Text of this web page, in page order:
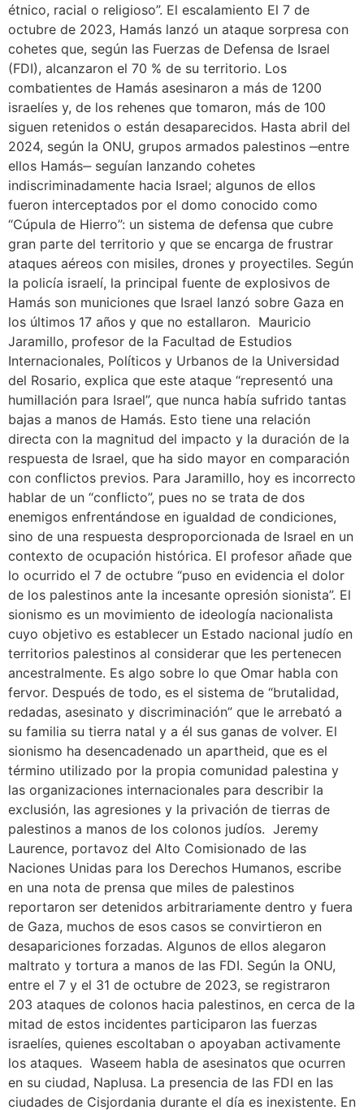
étnico, racial o religioso”. El escalamiento El 7 de
octubre de 2023, Hamás lanzó un ataque sorpresa con
cohetes que, según las Fuerzas de Defensa de Israel
(FDI), alcanzaron el 70 % de su territorio. Los
combatientes de Hamás asesinaron a más de 1200
israelíes y, de los rehenes que tomaron, más de 100
siguen retenidos o están desaparecidos. Hasta abril del
2024, según la ONU, grupos armados palestinos ‒entre
ellos Hamás‒ seguían lanzando cohetes
indiscriminadamente hacia Israel; algunos de ellos
fueron interceptados por el domo conocido como
“Cúpula de Hierro”: un sistema de defensa que cubre
gran parte del territorio y que se encarga de frustrar
ataques aéreos con misiles, drones y proyectiles. Según
la policía israelí, la principal fuente de explosivos de
Hamás son municiones que Israel lanzó sobre Gaza en
los últimos 17 años y que no estallaron. Mauricio
Jaramillo, profesor de la Facultad de Estudios
Internacionales, Políticos y Urbanos de la Universidad
del Rosario, explica que este ataque “representó una
humillación para Israel”, que nunca había sufrido tantas
bajas a manos de Hamás. Esto tiene una relación
directa con la magnitud del impacto y la duración de la
respuesta de Israel, que ha sido mayor en comparación
con conflictos previos. Para Jaramillo, hoy es incorrecto
hablar de un “conflicto”, pues no se trata de dos
enemigos enfrentándose en igualdad de condiciones,
sino de una respuesta desproporcionada de Israel en un
contexto de ocupación histórica. El profesor añade que
lo ocurrido el 7 de octubre “puso en evidencia el dolor
de los palestinos ante la incesante opresión sionista”. El
sionismo es un movimiento de ideología nacionalista
cuyo objetivo es establecer un Estado nacional judío en
territorios palestinos al considerar que les pertenecen
ancestralmente. Es algo sobre lo que Omar habla con
fervor. Después de todo, es el sistema de “brutalidad,
redadas, asesinato y discriminación” que le arrebató a
su familia su tierra natal y a él sus ganas de volver. El
sionismo ha desencadenado un apartheid, que es el
término utilizado por la propia comunidad palestina y
las organizaciones internacionales para describir la
exclusión, las agresiones y la privación de tierras de
palestinos a manos de los colonos judíos. Jeremy
Laurence, portavoz del Alto Comisionado de las
Naciones Unidas para los Derechos Humanos, escribe
en una nota de prensa que miles de palestinos
reportaron ser detenidos arbitrariamente dentro y fuera
de Gaza, muchos de esos casos se convirtieron en
desapariciones forzadas. Algunos de ellos alegaron
maltrato y tortura a manos de las FDI. Según la ONU,
entre el 7 y el 31 de octubre de 2023, se registraron
203 ataques de colonos hacia palestinos, en cerca de la
mitad de estos incidentes participaron las fuerzas
israelíes, quienes escoltaban o apoyaban activamente
los ataques. Waseem habla de asesinatos que ocurren
en su ciudad, Naplusa. La presencia de las FDI en las
ciudades de Cisjordania durante el día es inexistente. En